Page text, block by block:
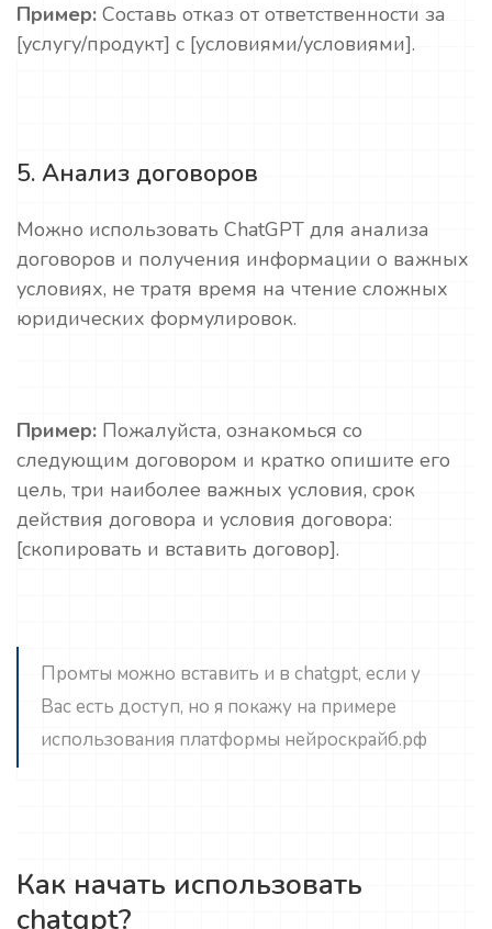
Пример: Составь отказ от ответственности за
[услугу/продукт] с [условиями/условиями].
5. Анализ договоров
Можно использовать ChatGPT для анализа
договоров и получения информации о важных
условиях, не тратя время на чтение сложных
юридических формулировок.
Пример: Пожалуйста, ознакомься со
следующим договором и кратко опишите его
цель, три наиболее важных условия, срок
действия договора и условия договора:
[скопировать и вставить договор].
Промты можно вставить и в chatgpt, если у
Вас есть доступ, но я покажу на примере
использования платформы нейроскрайб.рф
Как начать использовать
chatgpt?